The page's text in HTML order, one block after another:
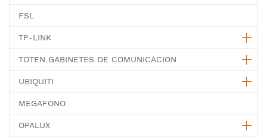
FSL
TP-LINK
TOTEN GABINETES DE COMUNICACION
UBIQUITI
MEGAFONO
OPALUX